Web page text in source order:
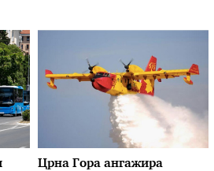
Црна Гора ангажира